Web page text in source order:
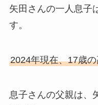
矢田さんの一人息子
す。
2024年現在、17歳
息子さんの父親は、